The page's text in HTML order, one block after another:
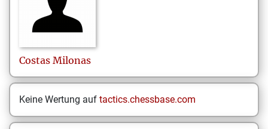
Costas Milonas
Keine Wertung auf tactics.chessbase.com